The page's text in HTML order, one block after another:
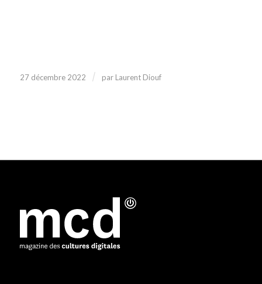
27 décembre 2022 / par Laurent Diouf